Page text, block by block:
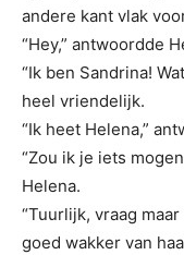
andere kant vlak
“Hey,” antwoordde
“Ik ben Sandrina!
heel vriendelijk.
“Ik heet Helena,”
“Zou ik je iets
Helena.
“Tuurlijk, vraag
goed wakker van